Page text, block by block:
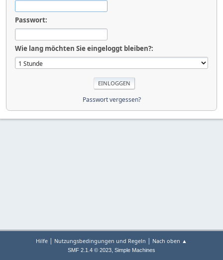
Passwort:
Wie lang möchten Sie eingeloggt bleiben?:
Passwort vergessen?
Hilfe | Nutzungsbedingungen und Regeln | Nach oben ▲
SMF 2.1.4 © 2023, Simple Machines